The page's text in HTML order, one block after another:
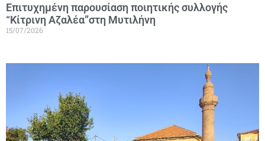
Επιτυχημένη παρουσίαση ποιητικής συλλογής
“Κίτρινη Αζαλέα”στη Μυτιλήνη
15/07/2026